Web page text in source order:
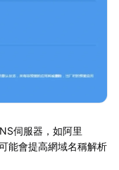
伺服器，如阿里
能會提高網域名稱解析